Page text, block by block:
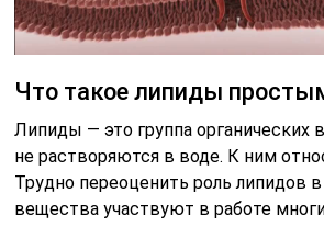
Что такое липиды
Липиды — это группа органических
не растворяются в воде. К ним
Трудно переоценить роль липидов
вещества участвуют в работе